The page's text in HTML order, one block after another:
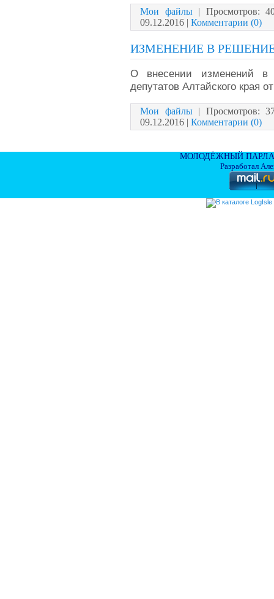
Мои файлы| Просмотров:
09.12.2016 | Комментарии (0)
ИЗМЕНЕНИЕ В РЕШЕНИЕ
О внесении изменений в
депутатов Алтайского края
Мои файлы| Просмотров:
09.12.2016 | Комментарии (0)
МОЛОДЁЖНЫЙ
Разработал